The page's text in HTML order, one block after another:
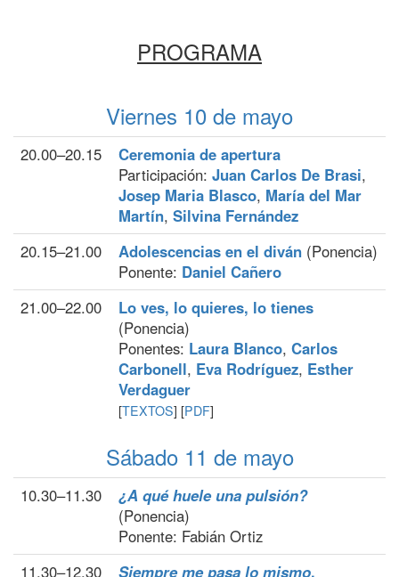
PROGRAMA
Viernes 10 de mayo
20.00–20.15
Ceremonia de apertura
Participación: Juan Carlos De Brasi,
Josep Maria Blasco, María del Mar
Martín, Silvina Fernández
20.15–21.00
Adolescencias en el diván (Ponencia)
Ponente: Daniel Cañero
21.00–22.00
Lo ves, lo quieres, lo tienes
(Ponencia)
Ponentes: Laura Blanco, Carlos
Carbonell, Eva Rodríguez, Esther
Verdaguer
[TEXTOS] [PDF]
Sábado 11 de mayo
10.30–11.30
¿A qué huele una pulsión?
(Ponencia)
Ponente: Fabián Ortiz
11.30–12.30
Siempre me pasa lo mismo.